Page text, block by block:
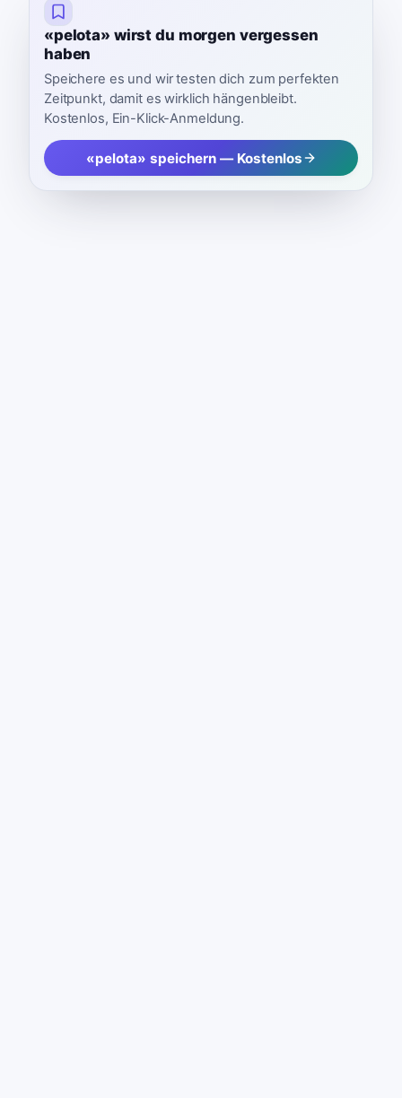
«pelota» wirst du morgen vergessen
haben
Speichere es und wir testen dich zum perfekten
Zeitpunkt, damit es wirklich hängenbleibt.
Kostenlos, Ein-Klick-Anmeldung.
«pelota» speichern — Kostenlos